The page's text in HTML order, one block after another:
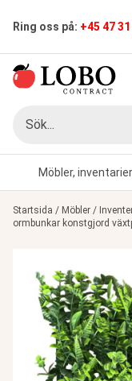
Ring oss på: +45 47
Möbler,
Startsida / Möbler /
ormbunkar konstgjord